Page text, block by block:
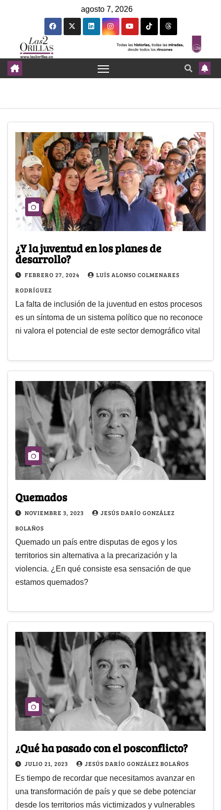
agosto 7, 2026
¿Y la juventud en los planes de
desarrollo?
FEBRERO 27, 2024
LUÍS ALONSO COLMENARES
RODRÍGUEZ
La falta de inclusión de la juventud en estos procesos
es un síntoma de un sistema político que no reconoce
ni valora el potencial de este sector demográfico vital
Quemados
NOVIEMBRE 3, 2023
JESÚS DARÍO GONZÁLEZ
BOLAÑOS
Quemado un país entre disputas de egos y los
territorios sin alternativa a la precarización y la
violencia. ¿En qué consiste esa sensación de que
estamos quemados?
¿Qué ha pasado con el posconflicto?
JULIO 21, 2023 JESÚS DARÍO GONZÁLEZ BOLAÑOS
Es tiempo de recordar que necesitamos avanzar en
una transformación de país y que se debe potenciar
desde los territorios más victimizados y vulnerables